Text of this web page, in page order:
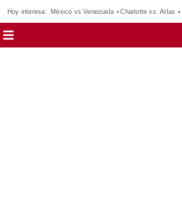
Hoy interesa: México vs Venezuela Charlotte vs. Atlas